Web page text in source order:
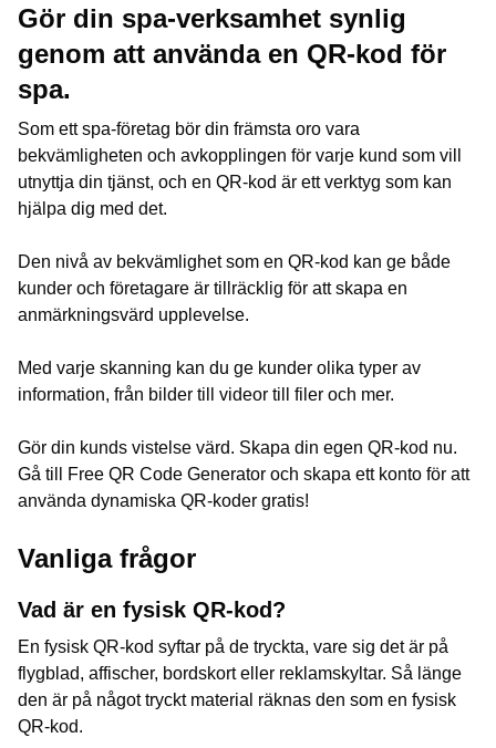
Gör din spa-verksamhet synlig
genom att använda en QR-kod för
spa.
Som ett spa-företag bör din främsta oro vara
bekvämligheten och avkopplingen för varje kund som vill
utnyttja din tjänst, och en QR-kod är ett verktyg som kan
hjälpa dig med det.
Den nivå av bekvämlighet som en QR-kod kan ge både
kunder och företagare är tillräcklig för att skapa en
anmärkningsvärd upplevelse.
Med varje skanning kan du ge kunder olika typer av
information, från bilder till videor till filer och mer.
Gör din kunds vistelse värd. Skapa din egen QR-kod nu.
Gå till Free QR Code Generator och skapa ett konto för att
använda dynamiska QR-koder gratis!
Vanliga frågor
Vad är en fysisk QR-kod?
En fysisk QR-kod syftar på de tryckta, vare sig det är på
flygblad, affischer, bordskort eller reklamskyltar. Så länge
den är på något tryckt material räknas den som en fysisk
QR-kod.